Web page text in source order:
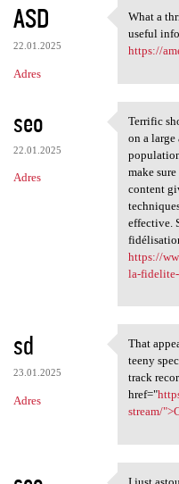
ASD
22.01.2025
Adres
What a
What a
useful
https://
seo
22.01.2025
Adres
Terrific
Terrific
on a large
make
content
effective.
https://
la-fidelite-
sd
23.01.2025
Adres
That
That
teeny
track
href="
stream/